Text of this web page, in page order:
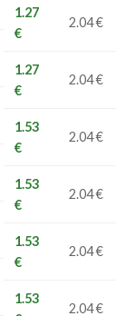
1.27
€
2.04 €
1.27
€
2.04 €
1.53
€
2.04 €
1.53
€
2.04 €
1.53
€
2.04 €
1.53
2.04 €